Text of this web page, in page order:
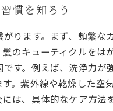
慣を知ろう
ります。まず、頻繁
のキューティクルを
す。例えば、洗浄力
。紫外線や乾燥した
は、具体的なケア方法